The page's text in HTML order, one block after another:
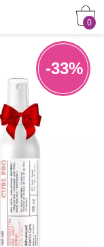
0
-33%